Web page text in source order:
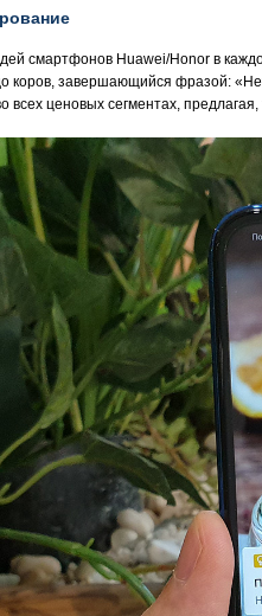
смартфонов Huawei/Honor в
коров, завершающийся фразой:
всех ценовых сегментах,